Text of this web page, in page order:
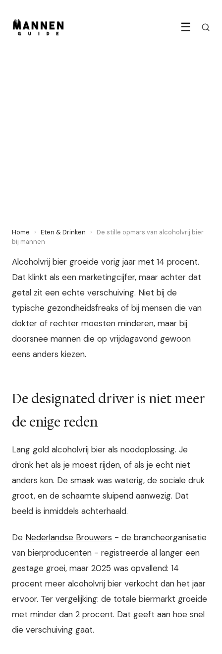
☰
Home › Eten & Drinken ›
De stille opmars van alcoholvrij bier
bij mannen
Alcoholvrij bier groeide vorig jaar met 14 procent.
Dat klinkt als een marketingcijfer, maar achter dat
getal zit een echte verschuiving. Niet bij de
typische gezondheidsfreaks of bij mensen die van
dokter of rechter moesten minderen, maar bij
doorsnee mannen die op vrijdagavond gewoon
eens anders kiezen.
De designated driver is niet meer
de enige reden
Lang gold alcoholvrij bier als noodoplossing. Je
dronk het als je moest rijden, of als je echt niet
anders kon. De smaak was waterig, de sociale druk
groot, en de schaamte sluipend aanwezig. Dat
beeld is inmiddels achterhaald.
De Nederlandse Brouwers - de brancheorganisatie
van bierproducenten - registreerde al langer een
gestage groei, maar 2025 was opvallend: 14
procent meer alcoholvrij bier verkocht dan het jaar
ervoor. Ter vergelijking: de totale biermarkt groeide
met minder dan 2 procent. Dat geeft aan hoe snel
die verschuiving gaat.